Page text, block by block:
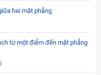
hai mặt phẳng
từ một điểm đến mặt phẳng